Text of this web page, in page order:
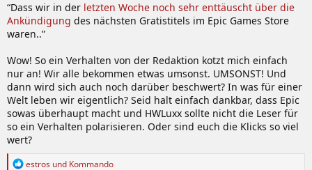
“Dass wir in der letzten Woche noch sehr enttäuscht über die
Ankündigung des nächsten Gratistitels im Epic Games Store
waren..”
Wow! So ein Verhalten von der Redaktion kotzt mich einfach
nur an! Wir alle bekommen etwas umsonst. UMSONST! Und
dann wird sich auch noch darüber beschwert? In was für einer
Welt leben wir eigentlich? Seid halt einfach dankbar, dass Epic
sowas überhaupt macht und HWLuxx sollte nicht die Leser für
so ein Verhalten polarisieren. Oder sind euch die Klicks so viel
wert?
R
estros und Kommando